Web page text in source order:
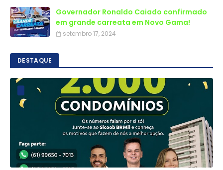
Governador Ronaldo Caiado confirmado
em grande carreata em Novo Gama!
setembro 17, 2024
DESTAQUE